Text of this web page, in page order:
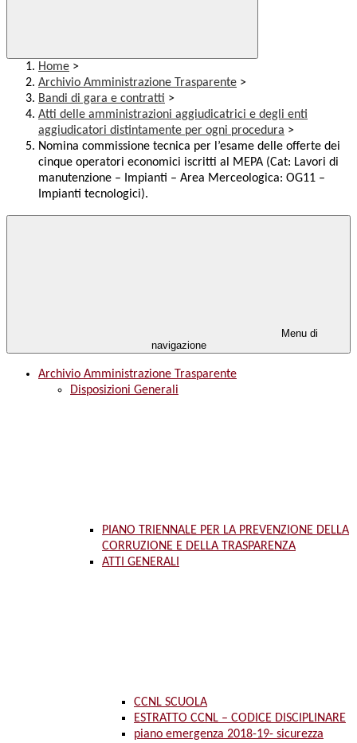
Home >
Archivio Amministrazione Trasparente >
Bandi di gara e contratti >
Atti delle amministrazioni aggiudicatrici e degli enti
aggiudicatori distintamente per ogni procedura >
Nomina commissione tecnica per l’esame delle offerte dei
cinque operatori economici iscritti al MEPA (Cat: Lavori di
manutenzione – Impianti – Area Merceologica: OG11 –
Impianti tecnologici).
Menu di
navigazione
Archivio Amministrazione Trasparente
Disposizioni Generali
PIANO TRIENNALE PER LA PREVENZIONE DELLA
CORRUZIONE E DELLA TRASPARENZA
ATTI GENERALI
CCNL SCUOLA
ESTRATTO CCNL – CODICE DISCIPLINARE
piano emergenza 2018-19- sicurezza